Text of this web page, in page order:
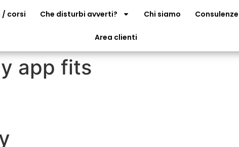
/ corsi Che disturbi avverti? Chi siamo Consulenze
Area clienti
app fits